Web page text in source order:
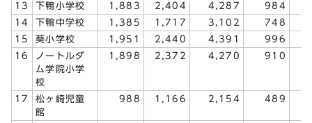
13
下鴨小学校 1,883 2,404 4,287 984
14
下鴨中学校 1,385 1,717 3,102 748
15
葵小学校 1,951 2,440 4,391 996
16
ノートルダ
ム学院小学
校
1,898 2,372 4,270 910
17
松ヶ崎児童
館
988 1,166 2,154 489